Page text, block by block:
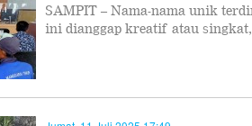
SAMPIT – Nama-nama unik
ini dianggap kreatif atau